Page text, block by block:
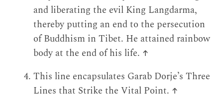
and liberating the evil King Langdarma,
thereby putting an end to the persecution
of Buddhism in Tibet. He attained rainbow
body at the end of his life. ↑
This line encapsulates Garab Dorje’s Three
Lines that Strike the Vital Point. ↑